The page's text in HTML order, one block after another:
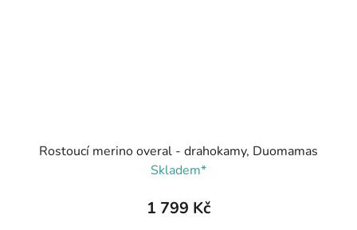
Rostoucí merino overal - drahokamy, Duomamas
Skladem*
1 799 Kč